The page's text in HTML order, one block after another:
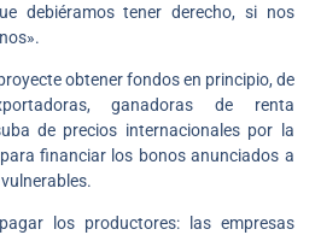
debiéramos tener derecho, si nos
obtener fondos en principio, de
ganadoras de renta
de precios internacionales por la
financiar los bonos anunciados a
los productores: las empresas